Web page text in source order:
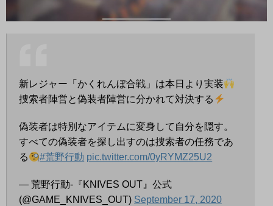
新レジャー「かくれんぼ合戦」は本日より実装
捜索者陣営と偽装者陣営に分かれて対決する
偽装者は特別なアイテムに変身して自分を隠す。
すべての偽装者を探し出すのは捜索者の任務であ
る
#荒野行動 pic.twitter.com/0yRYMZ25U2
— 荒野行動-『KNIVES OUT』公式
(@GAME_KNIVES_OUT) September 17, 2020